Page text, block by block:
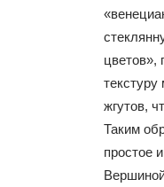
цветов»,
жгутов,
Таким
простое